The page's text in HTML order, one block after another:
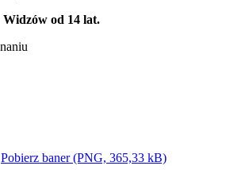
od 14 lat.
Pobierz baner (PNG, 365,33 kB)